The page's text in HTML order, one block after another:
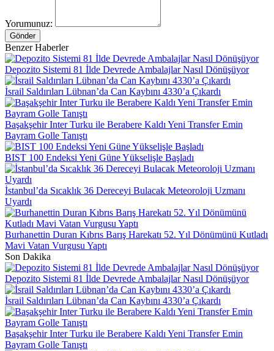
Yorumunuz:
Gönder
Benzer Haberler
Depozito Sistemi 81 İlde Devrede Ambalajlar Nasıl Dönüşüyor
İsrail Saldırıları Lübnan’da Can Kaybını 4330’a Çıkardı
Başakşehir Inter Turku ile Berabere Kaldı Yeni Transfer Emin
Bayram Golle Tanıştı
BIST 100 Endeksi Yeni Güne Yükselişle Başladı
İstanbul’da Sıcaklık 36 Dereceyi Bulacak Meteoroloji Uzmanı
Uyardı
Burhanettin Duran Kıbrıs Barış Harekatı 52. Yıl Dönümünü Kutladı
Mavi Vatan Vurgusu Yaptı
Son Dakika
Depozito Sistemi 81 İlde Devrede Ambalajlar Nasıl Dönüşüyor
İsrail Saldırıları Lübnan’da Can Kaybını 4330’a Çıkardı
Başakşehir Inter Turku ile Berabere Kaldı Yeni Transfer Emin
Bayram Golle Tanıştı